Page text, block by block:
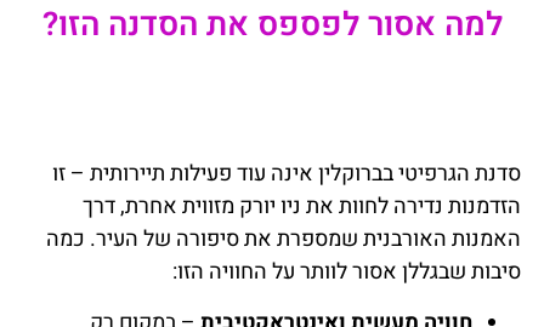
למה אסור לפספס את הסדנה הזו?
סדנת הגרפיטי בברוקלין אינה עוד פעילות תיירותית – זו
הזדמנות נדירה לחוות את ניו יורק מזווית אחרת, דרך
האמנות האורבנית שמספרת את סיפורה של העיר. כמה
סיבות שבגללן אסור לוותר על החוויה הזו: